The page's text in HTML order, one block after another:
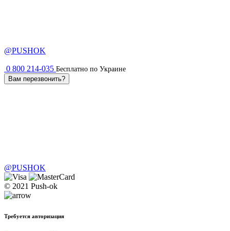
@PUSHOK
0 800 214-035 Бесплатно по Украине
Вам перезвонить?
@PUSHOK
© 2021 Push-ok
Требуется авторизация